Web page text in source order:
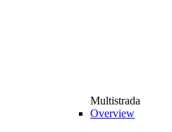
Multistrada
Overview